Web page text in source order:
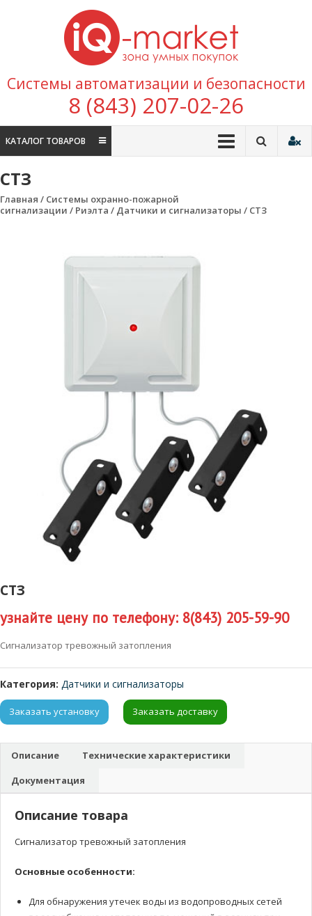
Перейти к содержимому
покупок
Системы автоматизации и безопасности
8 (843) 207-02-26
КАТАЛОГ ТОВАРОВ
СТЗ
Главная / Системы охранно-пожарной
сигнализации / Риэлта / Датчики и сигнализаторы / СТЗ
СТЗ
узнайте цену по телефону: 8(843) 205-59-90
Сигнализатор тревожный затопления
Категория: Датчики и сигнализаторы
Заказать установку Заказать доставку
Описание
Технические характеристики
Документация
Описание товара
Сигнализатор тревожный затопления
Основные особенности:
Для обнаружения утечек воды из водопроводных сетей